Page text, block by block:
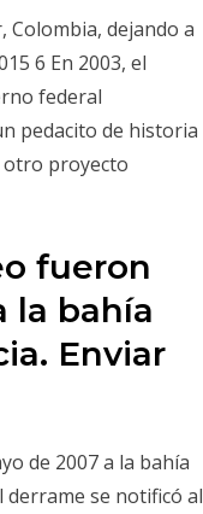
Colombia, dejando a
6 En 2003, el
federal
pedacito de historia
otro proyecto
fueron
la bahía
Enviar
de 2007 a la bahía
derrame se notificó al